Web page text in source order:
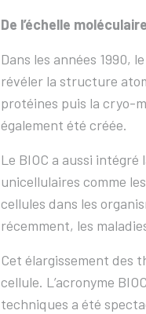
De l’échelle
Dans les années 1990,
révéler la structure
protéines puis la cryo-
également été créée.
Le BIOC a aussi
unicellulaires comme
cellules dans les
récemment, les
Cet élargissement des
cellule. L’acronyme
techniques a été